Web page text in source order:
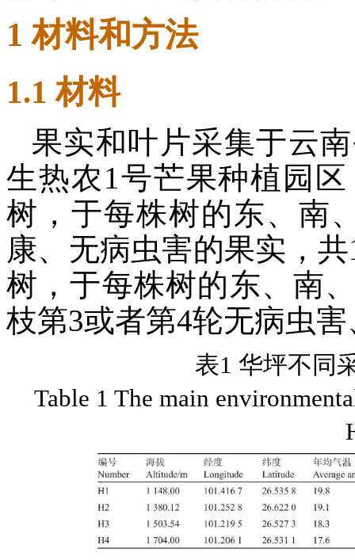
1 材料和方法
1.1 材料
果实和叶片采集于云
生热农1号芒果种植园
树，于每株树的东、南
康、无病虫害的果实，
树，于每株树的东、南
枝第3或者第4轮无病虫
表1 华坪不同
Table 1 The main